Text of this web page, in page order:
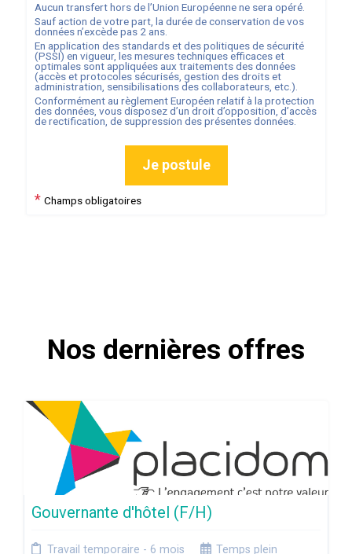
Aucun transfert hors de l’Union Européenne ne sera opéré.
Sauf action de votre part, la durée de conservation de vos
données n’excède pas 2 ans.
En application des standards et des politiques de sécurité
(PSSI) en vigueur, les mesures techniques efficaces et
optimales sont appliquées aux traitements des données
(accès et protocoles sécurisés, gestion des droits et
administration, sensibilisations des collaborateurs, etc.).
Conformément au règlement Européen relatif à la protection
des données, vous disposez d’un droit d’opposition, d’accès
de rectification, de suppression des présentes données.
Je postule
* Champs obligatoires
Nos dernières offres
Gouvernante d'hôtel (F/H)
Travail temporaire - 6 mois
Temps plein